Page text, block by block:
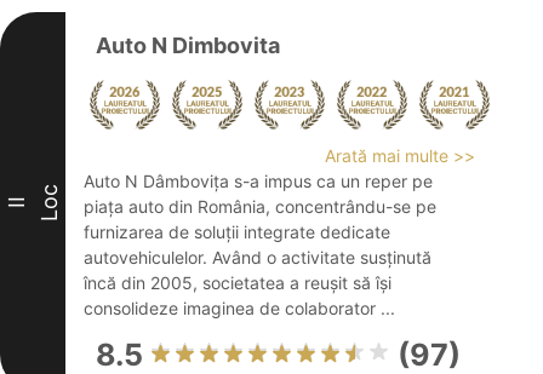
II Loc
Auto N Dimbovita
Arată mai multe >>
Auto N Dâmbovița s-a impus ca un reper pe
piața auto din România, concentrându-se pe
furnizarea de soluții integrate dedicate
autovehiculelor. Având o activitate susținută
încă din 2005, societatea a reușit să își
consolideze imaginea de colaborator ...
8.5 (97)